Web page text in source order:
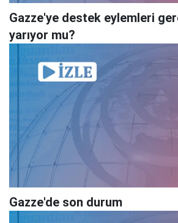
Gazze'ye destek eylemleri
yarıyor mu?
Gazze'de son durum